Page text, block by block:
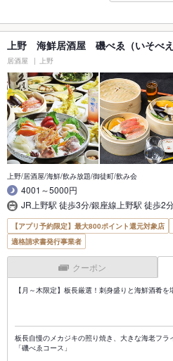
上野 海鮮居酒屋 磯べゑ（いそべえ
居酒屋 上野
上野/居酒屋/海鮮/飲み放題/御徒町/飲み会
4001～5000円
JR上野駅 徒歩3分/銀座線上野駅 徒歩2
【アプリ予約限定】最大800ポイント還元対象店
適格請求書発行事業者
クーポン
【月～木限定】板長厳選！刺身盛りと海鮮酒肴を
板長自慢のメカジキの照り焼き、大きな海老フ
「磯べゑコース」